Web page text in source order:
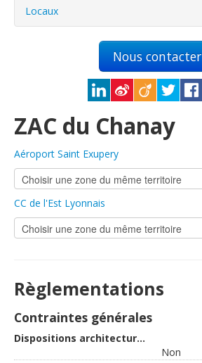
Locaux
Nous contacter
ZAC du Chanay
Aéroport Saint Exupery
CC de l'Est Lyonnais
Règlementations
Contraintes générales
Dispositions architecturales
Non